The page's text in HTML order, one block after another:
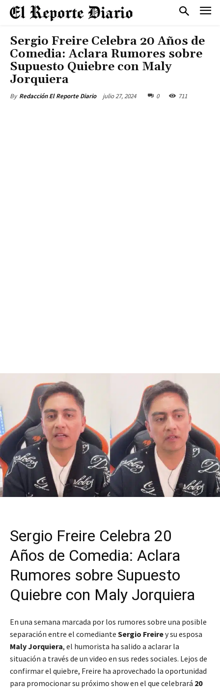
Sergio Freire Celebra 20 Años de
Comedia: Aclara Rumores sobre
Supuesto Quiebre con Maly
Jorquiera
By Redacción El Reporte Diario julio 27, 2024 0 711
Sergio Freire Celebra 20
Años de Comedia: Aclara
Rumores sobre Supuesto
Quiebre con Maly Jorquiera
En una semana marcada por los rumores sobre una posible
separación entre el comediante Sergio Freirey su esposa
Maly Jorquiera, el humorista ha salido a aclarar la
situación a través de un video en sus redes sociales. Lejos de
confirmar el quiebre, Freire ha aprovechado la oportunidad
para promocionar su próximo show en el que celebrará 20